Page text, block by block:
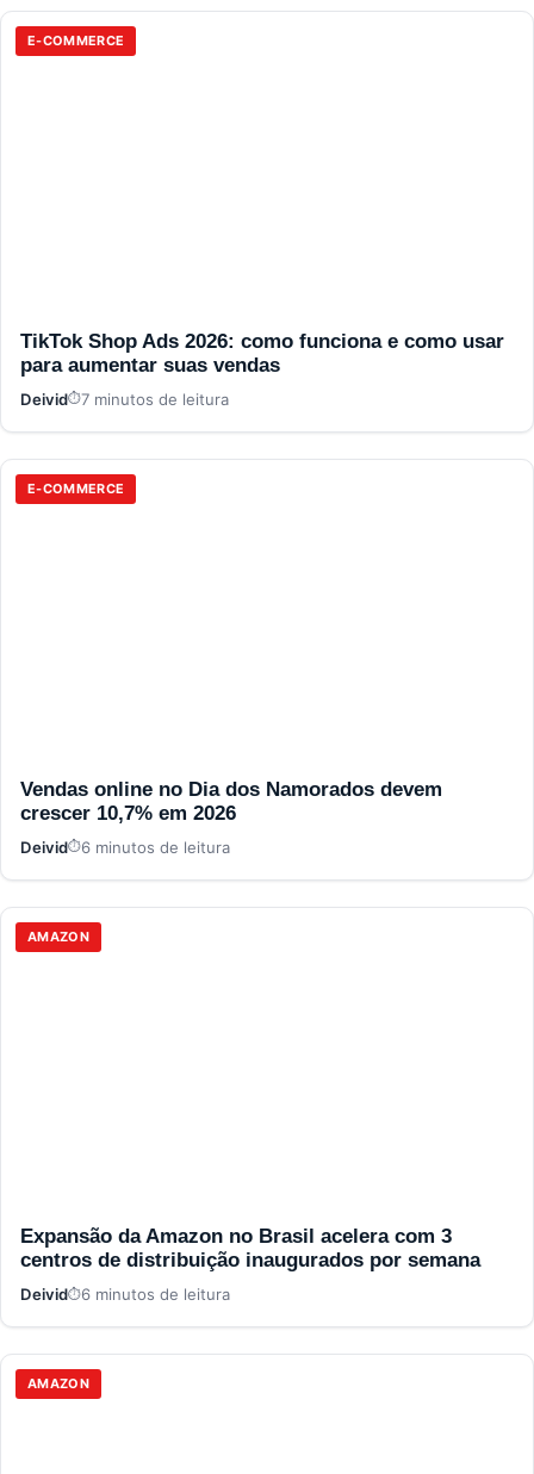
E-COMMERCE
TikTok Shop Ads 2026: como funciona e como usar
para aumentar suas vendas
Deivid 7 minutos de leitura
E-COMMERCE
Vendas online no Dia dos Namorados devem
crescer 10,7% em 2026
Deivid 6 minutos de leitura
AMAZON
Expansão da Amazon no Brasil acelera com 3
centros de distribuição inaugurados por semana
Deivid 6 minutos de leitura
AMAZON